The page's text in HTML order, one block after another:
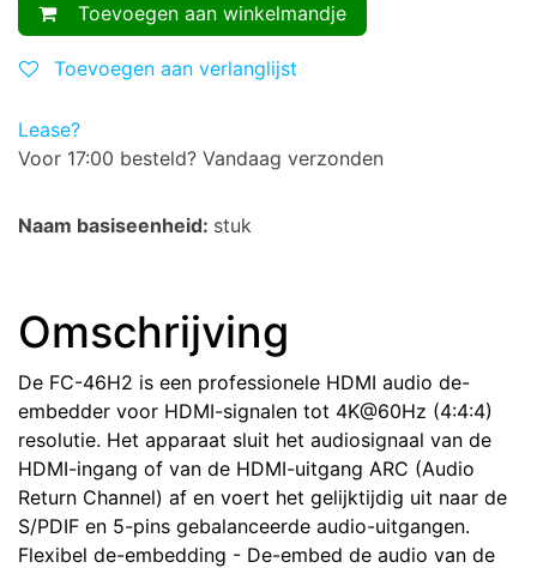
Toevoegen aan winkelmandje
Toevoegen aan verlanglijst
Lease?
Voor 17:00 besteld? Vandaag verzonden
Naam basiseenheid: stuk
Omschrijving
De FC-46H2 is een professionele HDMI audio de-
embedder voor HDMI-signalen tot 4K@60Hz (4:4:4)
resolutie. Het apparaat sluit het audiosignaal van de
HDMI-ingang of van de HDMI-uitgang ARC (Audio
Return Channel) af en voert het gelijktijdig uit naar de
S/PDIF en 5-pins gebalanceerde audio-uitgangen.
Flexibel de-embedding - De-embed de audio van de